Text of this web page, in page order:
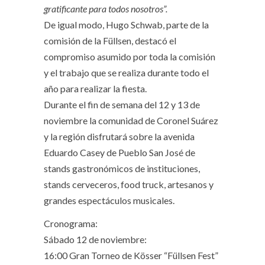
gratificante para todos nosotros”.
De igual modo, Hugo Schwab, parte de la
comisión de la Füllsen, destacó el
compromiso asumido por toda la comisión
y el trabajo que se realiza durante todo el
año para realizar la fiesta.
Durante el fin de semana del 12 y 13 de
noviembre la comunidad de Coronel Suárez
y la región disfrutará sobre la avenida
Eduardo Casey de Pueblo San José de
stands gastronómicos de instituciones,
stands cerveceros, food truck, artesanos y
grandes espectáculos musicales.
Cronograma:
Sábado 12 de noviembre:
16:00 Gran Torneo de Kösser “Füllsen Fest”